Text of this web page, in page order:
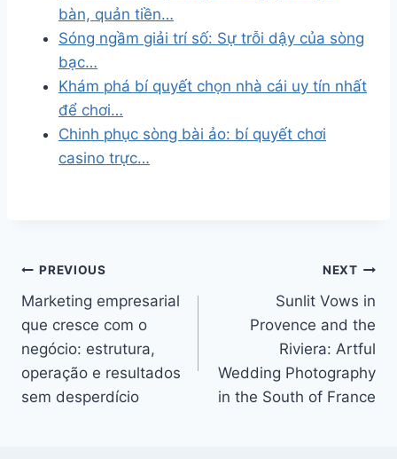
bàn, quản tiền…
Sóng ngầm giải trí số: Sự trỗi dậy của sòng
bạc…
Khám phá bí quyết chọn nhà cái uy tín nhất
để chơi…
Chinh phục sòng bài ảo: bí quyết chơi
casino trực…
Post
navigation
PREVIOUS
Marketing empresarial
que cresce com o
negócio: estrutura,
operação e resultados
sem desperdício
NEXT
Sunlit Vows in
Provence and the
Riviera: Artful
Wedding Photography
in the South of France